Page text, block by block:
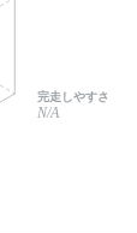
完走しやすさ
N/A